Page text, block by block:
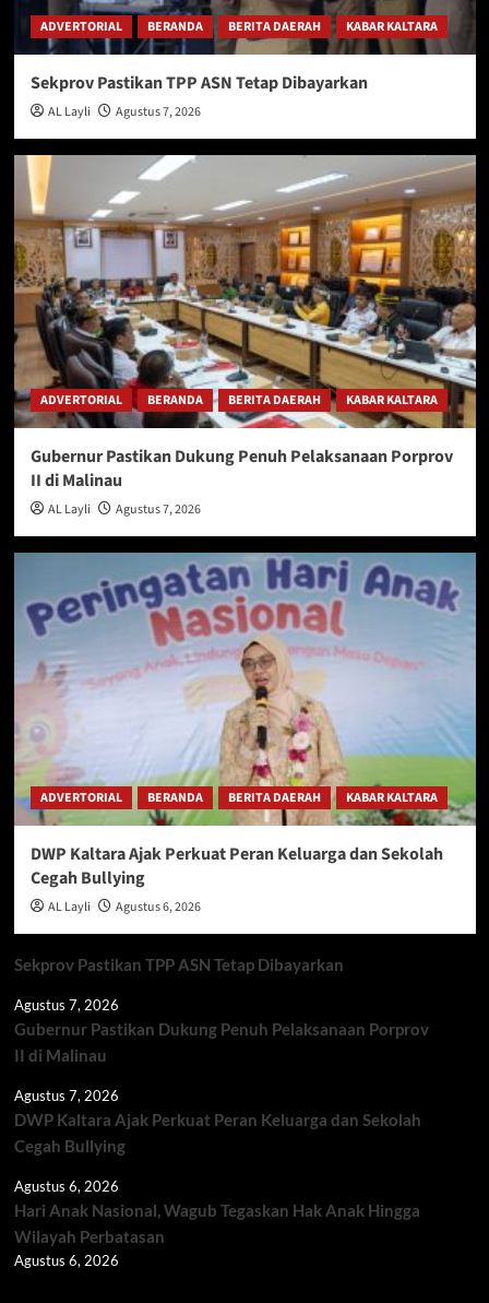
ADVERTORIAL BERANDA BERITA DAERAH KABAR KALTARA
Sekprov Pastikan TPP ASN Tetap Dibayarkan
AL Layli Agustus 7, 2026
ADVERTORIAL BERANDA BERITA DAERAH KABAR KALTARA
Gubernur Pastikan Dukung Penuh Pelaksanaan Porprov
II di Malinau
AL Layli Agustus 7, 2026
ADVERTORIAL BERANDA BERITA DAERAH KABAR KALTARA
DWP Kaltara Ajak Perkuat Peran Keluarga dan Sekolah
Cegah Bullying
AL Layli Agustus 6, 2026
Sekprov Pastikan TPP ASN Tetap Dibayarkan
Agustus 7, 2026
Gubernur Pastikan Dukung Penuh Pelaksanaan Porprov
II di Malinau
Agustus 7, 2026
DWP Kaltara Ajak Perkuat Peran Keluarga dan Sekolah
Cegah Bullying
Agustus 6, 2026
Hari Anak Nasional, Wagub Tegaskan Hak Anak Hingga
Wilayah Perbatasan
Agustus 6, 2026